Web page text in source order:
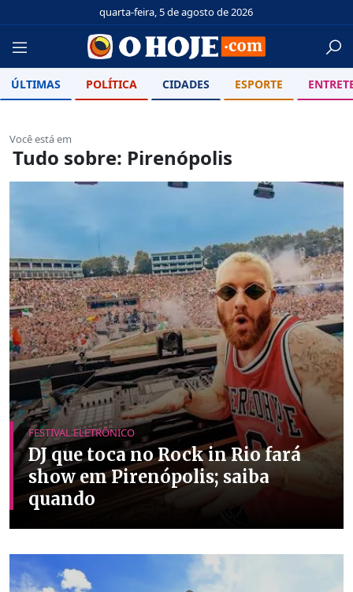
quarta-feira, 5 de agosto de 2026
ÚLTIMAS POLÍTICA CIDADES ESPORTE
Você está em
Tudo sobre: Pirenópolis
FESTIVAL ELETRÔNICO
DJ que toca no Rock in Rio fará
show em Pirenópolis; saiba
quando